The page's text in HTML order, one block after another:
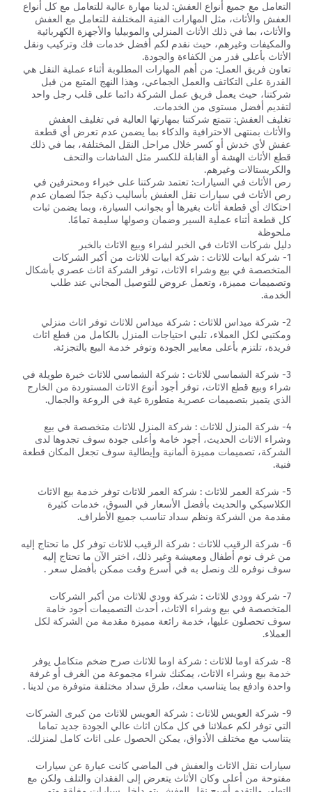
التعامل مع جميع أنواع العفش: لدينا مهارة عالية للتعامل مع كل أنواع
العفش والأثاث، مثل المهارات الفنية المختلفة للتعامل مع العفش
والأثاث، بما في ذلك الأثاث المنزلي والموبيليا والأجهزة الكهربائية
والمكيفات وغيرهم، حيث نقدم لكم أفضل خدمات فك وتركيب ونقل
الأثاث بأعلى قدر من الكفاءة والجودة.
تعاون فريق العمل: من أهم المهارات المطلوبة أثناء عملية النقل هي
القدرة على التكاتف والعمل الجماعي، وهذا النهج المتبع من قبل
شركتنا، حيث يعمل فريق عمل الشركة دائما على قلب رجل واحد
لتقديم أفضل مستوى من الخدمات.
تغليف العفش: تتمتع شركتنا بمهارتها العالية في تغليف العفش
والأثاث بمنتهى الاحترافية والذكاء بما يضمن عدم تعرض أي قطعة
عفش لأي خدش أو كسر خلال مراحل النقل المختلفة، بما في ذلك
قطع الأثاث الهشة أو القابلة للكسر مثل الشاشات والتحف
والكريستالات وغيرهم.
رص الأثاث في السيارات: تعتمد شركتنا على خبراء ومحترفين في
رص الأثاث في سيارات نقل العفش بأساليب ذكية جدًا لضمان عدم
احتكاك أي قطعة أثاث بغيرها أو بجوانب السيارة، وبما يضمن ثبات
كل قطعة أثناء عملية السير وضمان وصولها سليمة تمامًا.
ملحوظة
دليل شركات الاثاث في الخبر لشراء وبيع الاثاث بالخبر
1- شركة ابيات للاثاث : شركة ابيات للاثاث من أكبر الشركات
المتخصصة في بيع وشراء الاثاث، توفر الشركة اثاث عصري بأشكال
وتصميمات مميزة، وتعمل عروض للتوصيل المجاني عند طلب
الخدمة.
2- شركة ميداس للاثاث : شركة ميداس للاثاث توفر اثاث منزلي
ومكتبي لكل العملاء، تلبي احتياجات المنزل بالكامل من قطع اثاث
فريدة، تلتزم بأعلى معايير الجودة وتوفر خدمة البيع بالتجزئة.
3- شركة الشماسي للاثاث : شركة الشماسي للاثاث خبرة طويلة في
شراء وبيع قطع الاثاث، توفر أجود أنوع الاثاث المستوردة من الخارج
الذي يتميز بتصميمات عصرية متطورة غية في الروعة والجمال.
4- شركة المنزل للاثاث : شركة المنزل للاثاث متخصصة في بيع
وشراء الاثاث الحديث، أجود خامة وأعلى جودة سوف تجدوها لدى
الشركة، تصميمات مميزة ألمانية وإيطالية سوف تجعل المكان قطعة
فنية.
5- شركة العمر للاثاث : شركة العمر للاثاث توفر خدمة بيع الاثاث
الكلاسيكي والحديث بأفضل الأسعار في السوق، خدمات كثيرة
مقدمة من الشركة ونظم سداد تناسب جميع الأطراف.
6- شركة الرقيب للاثاث : شركة الرقيب للاثاث توفر كل ما تحتاج إليه
من غرف نوم أطفال ومعيشة وغير ذلك، اختر الآن ما تحتاج إليه
سوف نوفره لك ونصل به في أسرع وقت ممكن بأفضل سعر .
7- شركة وودي للاثاث : شركة وودي للاثاث من أكبر الشركات
المتخصصة في بيع وشراء الاثاث، أحدث التصميمات أجود خامة
سوف تحصلون عليها، خدمة رائعة مميزة مقدمة من الشركة لكل
العملاء.
8- شركة اوما للاثاث : شركة اوما للاثاث صرح ضخم متكامل يوفر
خدمة بيع وشراء الاثاث، يمكنك شراء مجموعة من الغرف أو غرفة
واحدة وادفع بما يتناسب معك، طرق سداد مختلفة متوفرة من لدينا .
9- شركة العويس للاثاث : شركة العويس للاثاث من كبرى الشركات
التي توفر لكم عملائنا في كل مكان اثاث عالي الجودة جديد تماما
يتناسب مع مختلف الأذواق، يمكن الحصول على اثاث كامل لمنزلك.
سيارات نقل الاثاث والعفش فى الماضي كانت عبارة عن سيارات
مفتوحة من أعلى وكان الأثاث يتعرض إلى الفقدان والتلف ولكن مع